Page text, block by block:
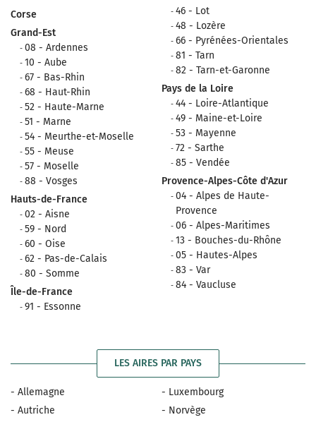
Corse
Grand-Est
08 - Ardennes
10 - Aube
67 - Bas-Rhin
68 - Haut-Rhin
52 - Haute-Marne
51 - Marne
54 - Meurthe-et-Moselle
55 - Meuse
57 - Moselle
88 - Vosges
Hauts-de-France
02 - Aisne
59 - Nord
60 - Oise
62 - Pas-de-Calais
80 - Somme
Île-de-France
91 - Essonne
46 - Lot
48 - Lozère
66 - Pyrénées-Orientales
81 - Tarn
82 - Tarn-et-Garonne
Pays de la Loire
44 - Loire-Atlantique
49 - Maine-et-Loire
53 - Mayenne
72 - Sarthe
85 - Vendée
Provence-Alpes-Côte d'Azur
04 - Alpes de Haute-
Provence
06 - Alpes-Maritimes
13 - Bouches-du-Rhône
05 - Hautes-Alpes
83 - Var
84 - Vaucluse
LES AIRES PAR PAYS
- Allemagne
- Autriche
- Luxembourg
- Norvège